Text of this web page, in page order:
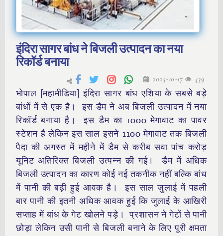
इंदिरा सागर बांध ने बिजली उत्पादन का नया
रिकॉर्ड बनाया
2025-10-17 439
भोपाल [महामीडिया] इंदिरा सागर बांध एशिया के सबसे बड़े
बांधों में से एक है। इस डैम ने अब बिजली उत्पादन में नया
रिकॉर्ड बनाया है। इस डैम का 1000 मेगावाट का पावर
स्टेशन है लेकिन इस साल इसने 1100 मेगावाट तक बिजली
पैदा की अगस्त में महीने में डैम से करीब सवा पांच करोड़
यूनिट अतिरिक्त बिजली उत्पन्न की गई। डैम में अधिक
बिजली उत्पादन का कारण कोई नई तकनीक नहीं बल्कि बांध
में पानी की बढ़ी हुई आवक है। इस साल जुलाई में पहली
बार पानी की इतनी अधिक आवक हुई कि जुलाई के आखिरी
सप्ताह में बांध के गेट खोलने पड़े। प्रशासन ने गेटों से पानी
छोड़ा लेकिन उसी पानी से बिजली बनाने के लिए पूरी क्षमता